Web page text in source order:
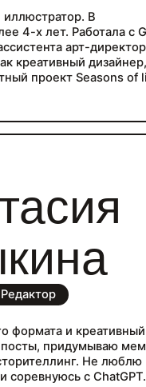
иллюстратор. В
4-х лет. Работала с
арт-
креативный
проект Seasons of
в The Blueprint, а
и запускала с командой
арт-директором
Редактор
формата и креативный
придумываю
Не люблю
соревнуюсь с ChatGPT.